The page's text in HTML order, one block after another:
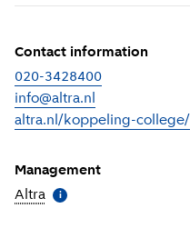
Contact information
020-3428400
info@altra.nl
altra.nl/koppeling-college/
Management
Altra More information
i